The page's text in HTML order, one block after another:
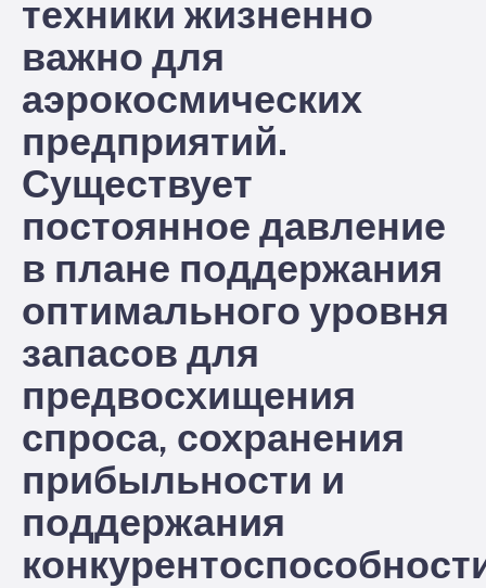
техники жизненно
важно для
аэрокосмических
предприятий.
Существует
постоянное давление
в плане поддержания
оптимального уровня
запасов для
предвосхищения
спроса, сохранения
прибыльности и
поддержания